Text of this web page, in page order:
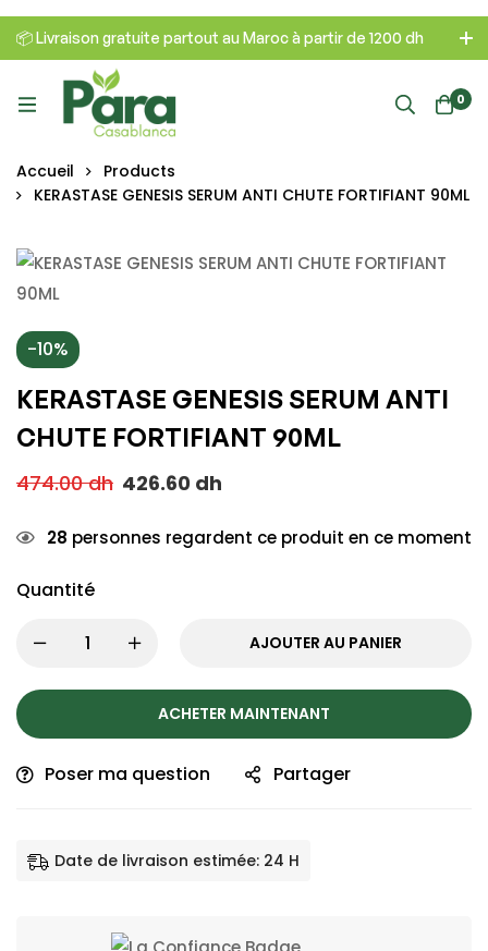
📦 Livraison gratuite partout au Maroc à partir de 1200 dh
0
Accueil
Products
KERASTASE GENESIS SERUM ANTI CHUTE FORTIFIANT 90ML
-10%
KERASTASE GENESIS SERUM ANTI
CHUTE FORTIFIANT 90ML
474.00dh 426.60 dh
28 personnes regardent ce produit en ce moment
Quantité
AJOUTER AU PANIER
ACHETER MAINTENANT
Poser ma question Partager
Date de livraison estimée: 24 H